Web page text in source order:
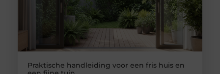
Praktische handleiding voor een fris huis en